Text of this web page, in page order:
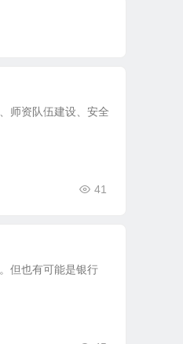
师资队伍建设、安全
41
但也有可能是银行